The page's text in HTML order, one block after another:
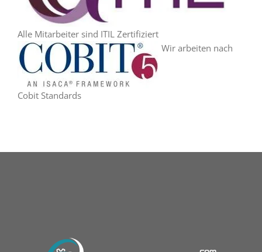
Alle Mitarbeiter sind ITIL Zertifiziert
Wir arbeiten nach
Cobit Standards